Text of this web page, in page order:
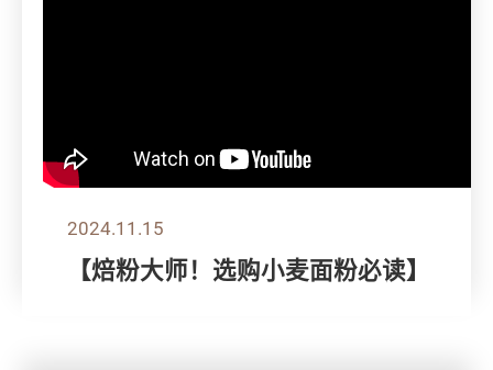
2024.11.15
【焙粉大师！选购小麦面粉必读】